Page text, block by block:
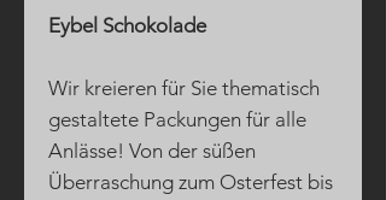
Eybel Schokolade
Wir kreieren für Sie thematisch
gestaltete Packungen für alle
Anlässe! Von der süßen
Überraschung zum Osterfest bis